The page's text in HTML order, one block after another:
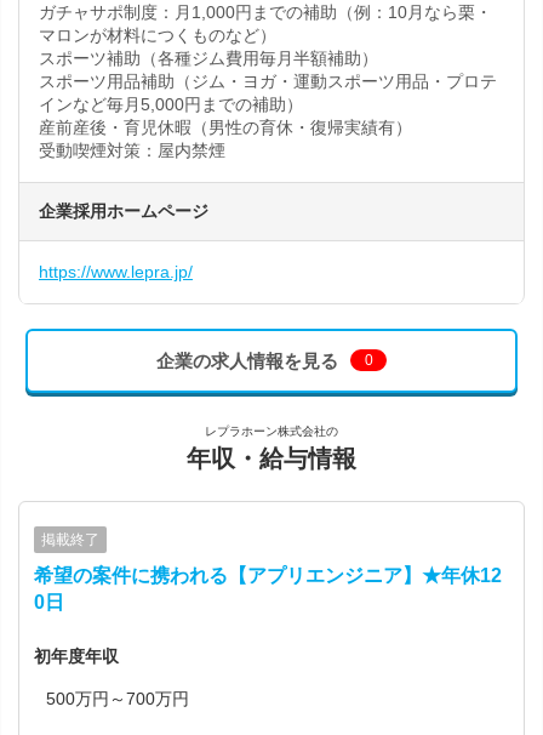
ガチャサポ制度：月1,000円までの補助（例：10月なら栗・
マロンが材料につくものなど）
スポーツ補助（各種ジム費用毎月半額補助）
スポーツ用品補助（ジム・ヨガ・運動スポーツ用品・プロテ
インなど毎月5,000円までの補助）
産前産後・育児休暇（男性の育休・復帰実績有）
受動喫煙対策：屋内禁煙
企業採用ホームページ
https://www.lepra.jp/
企業の求人情報を見る 0
レプラホーン株式会社の
年収・給与情報
掲載終了
希望の案件に携われる【アプリエンジニア】★年休12
0日
初年度年収
500万円～700万円